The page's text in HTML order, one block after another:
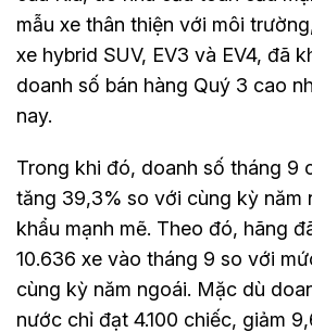
mẫu xe thân thiện với môi
xe hybrid SUV, EV3 và EV4, đã
doanh số bán hàng Quý 3 cao
nay.
Trong khi đó, doanh số tháng 9
tăng 39,3% so với cùng kỳ năm
khẩu mạnh mẽ. Theo đó, hãng
10.636 xe vào tháng 9 so với
cùng kỳ năm ngoái. Mặc dù
nước chỉ đạt 4.100 chiếc, giảm